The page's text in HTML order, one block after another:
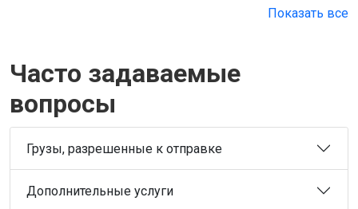
Показать все
Часто задаваемые
вопросы
Грузы, разрешенные к отправке
Дополнительные услуги